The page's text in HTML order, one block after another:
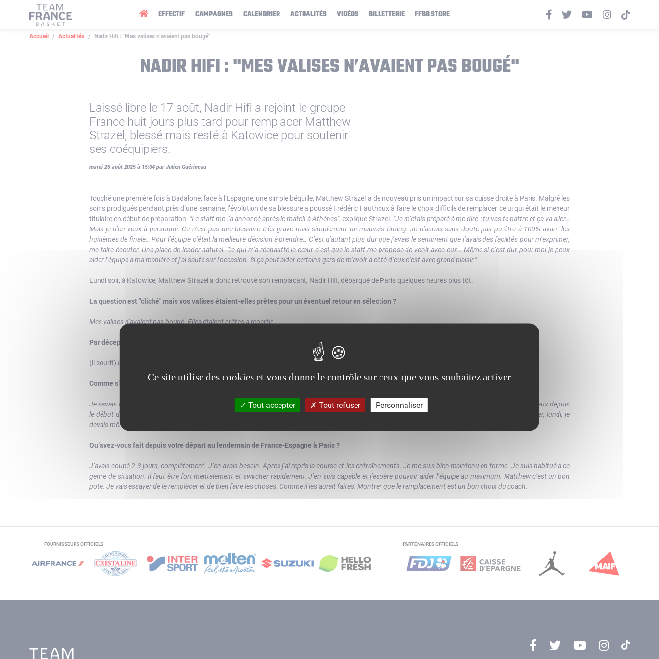
EFFECTIF CAMPAGNES CALENDRIER ACTUALITÉS VIDÉOS BILLETTERIE FFBB STORE
Accueil Actualités Nadir Hifi : "Mes valises n’avaient pas bougé"
NADIR HIFI : "MES VALISES N’AVAIENT PAS BOUGÉ"
Laissé libre le 17 août, Nadir Hifi a rejoint le groupe
France huit jours plus tard pour remplacer Matthew
Strazel, blessé mais resté à Katowice pour soutenir
ses coéquipiers.
mardi 26 août 2025 à 15:04 par Julien Guérineau
Touché une première fois à Badalone, face à l’Espagne, une simple béquille, Matthew Strazel a de nouveau pris un impact sur sa cuisse droite à Paris. Malgré les
soins prodigués pendant près d’une semaine, l’évolution de sa blessure a poussé Frédéric Fauthoux à faire le choix difficile de remplacer celui qui était le meneur
titulaire en début de préparation. "Le staff me l’a annoncé après le match à Athènes", explique Strazel. "Je m’étais préparé à me dire : tu vas te battre et ça va aller…
Mais je n’en veux à personne. Ce n’est pas une blessure très grave mais simplement un mauvais timing. Je n’aurais sans doute pas pu être à 100% avant les
huitièmes de finale… Pour l’équipe c’était la meilleure décision à prendre… C’est d’autant plus dur que j’avais le sentiment que j’avais des facilités pour m’exprimer,
me faire écouter. Une place de leader naturel. Ce qui m’a réchauffé le cœur c’est que le staff me propose de venir avec eux… Même si c’est dur pour moi je peux
aider l’équipe à ma manière et j’ai sauté sur l’occasion. Si ça peut aider certains gars de m’avoir à côté d’eux c’est avec grand plaisir."
Lundi soir, à Katowice, Matthew Strazel a donc retrouvé son remplaçant, Nadir Hifi, débarqué de Paris quelques heures plus tôt.
La question est "cliché" mais vos valises étaient-elles prêtes pour un éventuel retour en sélection ?
Mes valises n’avaient pas bougé. Elles étaient prêtes à repartir.
Par déception ou par anticipation ?
(il sourit) Un peu des deux. Je les ai mises dans ma chambre en me disant : soit je vais en avoir besoin, soit elles vont rester là toute l’année.
Comme s’est organisé votre retour en Équipe de France ?
Je savais que Matthew avait pris un coup contre l’Espagne donc le staff m’avait demandé de me tenir prêt. Je continuais à suivre l’équipe, j’étais avec eux depuis
le début donc c’était normal. J’y pensais puisqu’on m’avait prévenu mais je faisais comme si de rien n’était. J’allais reprendre avec Paris Basketball, hier, lundi, je
devais même faire un test d’effort. Finalement j’ai pris l’avion pour la Pologne et je n’ai même pas pu croiser mes coéquipiers.
Qu’avez-vous fait depuis votre départ au lendemain de France-Espagne à Paris ?
J’avais coupé 2-3 jours, complètement. J’en avais besoin. Après j’ai repris la course et les entraînements. Je me suis bien maintenu en forme. Je suis habitué à ce
genre de situation. Il faut être fort mentalement et switcher rapidement. J’en suis capable et j’espère pouvoir aider l’équipe au maximum. Matthew c’est un bon
pote. Je vais essayer de le remplacer et de bien faire les choses. Comme il les aurait faites. Montrer que le remplacement est un bon choix du coach.
FOURNISSEURS OFFICIELS PARTENAIRES OFFICIELS
Panneau de gestion des cookies
Ce site utilise des cookies et vous donne le contrôle sur ceux que vous souhaitez activer
Tout accepter Tout refuser Personnaliser